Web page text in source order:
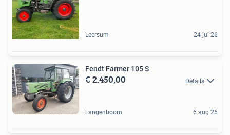
Leersum 24 jul 26
Fendt Farmer 105 S
€ 2.450,00 Details
Langenboom 6 aug 26